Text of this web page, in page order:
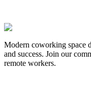
Modern coworking space
and success. Join our
remote workers.